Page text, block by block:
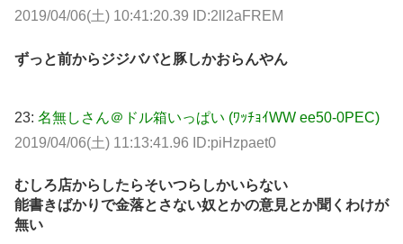
2019/04/06(土) 10:41:20.39 ID:2ll2aFREM
ずっと前からジジババと豚しかおらんやん
23: 名無しさん＠ドル箱いっぱい (ﾜｯﾁｮｲWW ee50-0PEC)
2019/04/06(土) 11:13:41.96 ID:piHzpaet0
むしろ店からしたらそいつらしかいらない
能書きばかりで金落とさない奴とかの意見とか聞くわけが
無い